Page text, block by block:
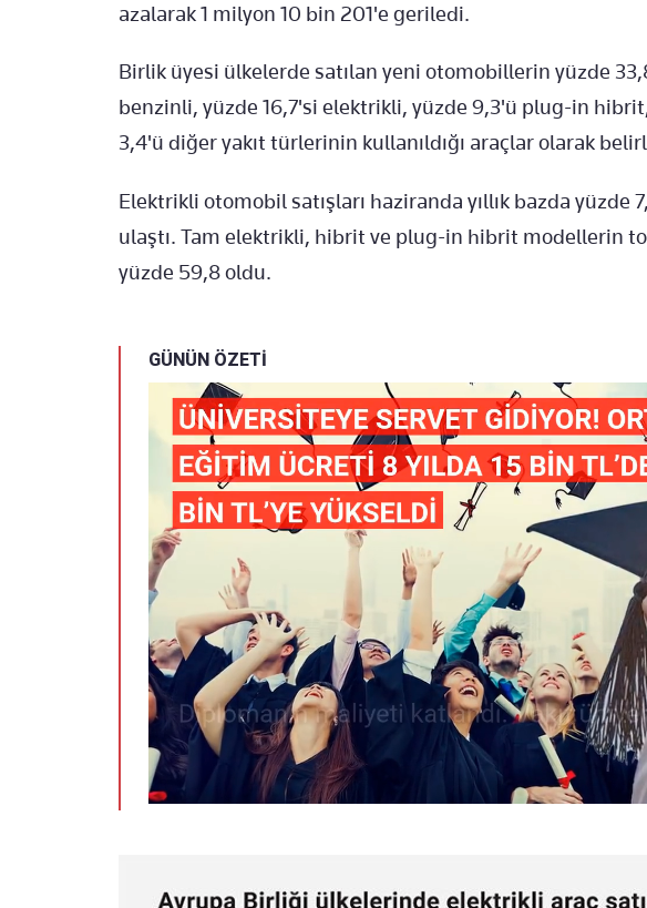
azalarak 1 milyon 10 bin 201'e geriledi.
Birlik üyesi ülkelerde satılan yeni otomobillerin yüzde
benzinli, yüzde 16,7'si elektrikli, yüzde 9,3'ü plug-in
3,4'ü diğer yakıt türlerinin kullanıldığı araçlar olarak
Elektrikli otomobil satışları haziranda yıllık bazda yüzde
ulaştı. Tam elektrikli, hibrit ve plug-in hibrit modellerin
yüzde 59,8 oldu.
GÜNÜN ÖZETİ